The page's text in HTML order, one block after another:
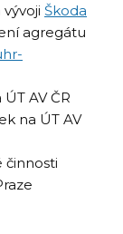
Škoda
agregátu
AV ČR
na ÚT AV
činnosti